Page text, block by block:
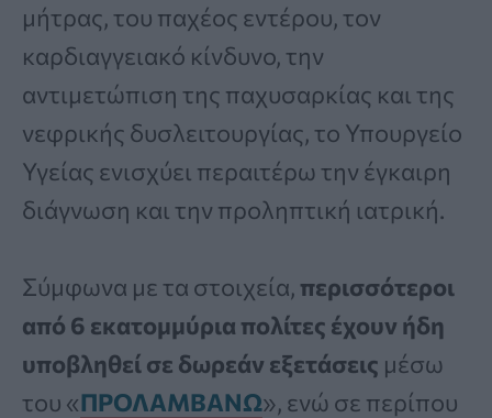
μήτρας, του παχέος εντέρου, τον
καρδιαγγειακό κίνδυνο, την
αντιμετώπιση της παχυσαρκίας και της
νεφρικής δυσλειτουργίας, το Υπουργείο
Υγείας ενισχύει περαιτέρω την έγκαιρη
διάγνωση και την προληπτική ιατρική.
Σύμφωνα με τα στοιχεία, περισσότεροι
από 6 εκατομμύρια πολίτες έχουν ήδη
υποβληθεί σε δωρεάν εξετάσεις μέσω
του «ΠΡΟΛΑΜΒΑΝΩ», ενώ σε περίπου